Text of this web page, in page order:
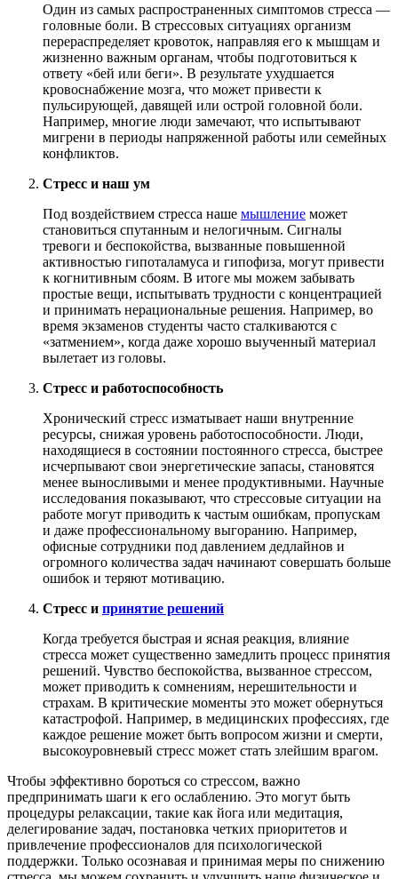
Один из самых распространенных симптомов стресса —
головные боли. В стрессовых ситуациях организм
перераспределяет кровоток, направляя его к мышцам и
жизненно важным органам, чтобы подготовиться к
ответу «бей или беги». В результате ухудшается
кровоснабжение мозга, что может привести к
пульсирующей, давящей или острой головной боли.
Например, многие люди замечают, что испытывают
мигрени в периоды напряженной работы или семейных
конфликтов.
Стресс и наш ум
Под воздействием стресса наше мышление может
становиться спутанным и нелогичным. Сигналы
тревоги и беспокойства, вызванные повышенной
активностью гипоталамуса и гипофиза, могут привести
к когнитивным сбоям. В итоге мы можем забывать
простые вещи, испытывать трудности с концентрацией
и принимать нерациональные решения. Например, во
время экзаменов студенты часто сталкиваются с
«затмением», когда даже хорошо выученный материал
вылетает из головы.
Стресс и работоспособность
Хронический стресс изматывает наши внутренние
ресурсы, снижая уровень работоспособности. Люди,
находящиеся в состоянии постоянного стресса, быстрее
исчерпывают свои энергетические запасы, становятся
менее выносливыми и менее продуктивными. Научные
исследования показывают, что стрессовые ситуации на
работе могут приводить к частым ошибкам, пропускам
и даже профессиональному выгоранию. Например,
офисные сотрудники под давлением дедлайнов и
огромного количества задач начинают совершать больше
ошибок и теряют мотивацию.
Стресс и принятие решений
Когда требуется быстрая и ясная реакция, влияние
стресса может существенно замедлить процесс принятия
решений. Чувство беспокойства, вызванное стрессом,
может приводить к сомнениям, нерешительности и
страхам. В критические моменты это может обернуться
катастрофой. Например, в медицинских профессиях, где
каждое решение может быть вопросом жизни и смерти,
высокоуровневый стресс может стать злейшим врагом.
Чтобы эффективно бороться со стрессом, важно
предпринимать шаги к его ослаблению. Это могут быть
процедуры релаксации, такие как йога или медитация,
делегирование задач, постановка четких приоритетов и
привлечение профессионалов для психологической
поддержки. Только осознавая и принимая меры по снижению